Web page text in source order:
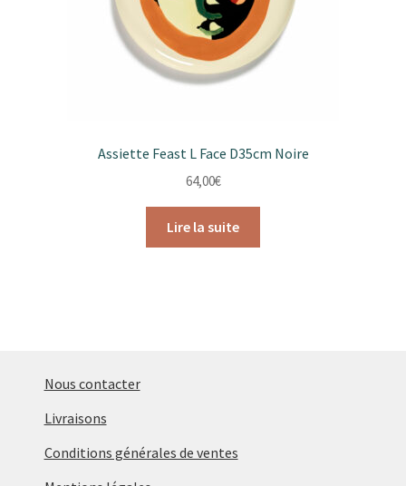
page
Assiette Feast L Face D35cm Noire
64,00€
Lire la suite
Nous contacter
Livraisons
Conditions générales de ventes